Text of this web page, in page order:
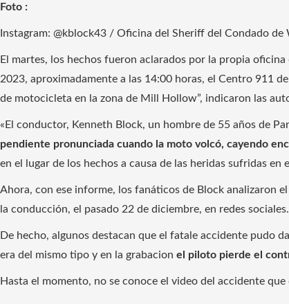
Foto :
Instagram: @kblock43 / Oficina del Sheriff del Condado de
El martes, los hechos fueron aclarados por la propia
2023, aproximadamente a las 14:00 horas, el Centro 911
de motocicleta en la zona de Mill Hollow”, indicaron las
«El conductor, Kenneth Block, un hombre de 55 años de
pendiente pronunciada cuando la moto volcó, cayendo
en el lugar de los hechos a causa de las heridas sufridas en
Ahora, con ese informe, los fanáticos de Block analizaron
la conducción, el pasado 22 de diciembre, en redes sociales.
De hecho, algunos destacan que el fatale accidente pudo
era del mismo tipo y en la grabacion el piloto pierde el
Hasta el momento, no se conoce el video del accidente